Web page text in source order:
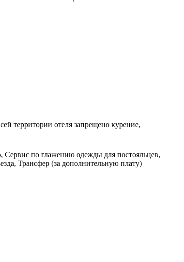
территории отеля запрещено курение,
Сервис по глажению одежды для постояльцев,
Трансфер (за дополнительную плату)